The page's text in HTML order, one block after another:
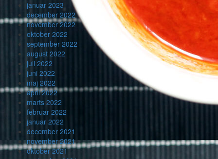
januar 2023
december 2022
november 2022
oktober 2022
september 2022
august 2022
juli 2022
juni 2022
maj 2022
april 2022
marts 2022
februar 2022
januar 2022
december 2021
november 2021
oktober 2021